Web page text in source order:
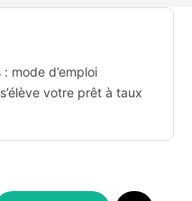
mode d’emploi
votre prêt à taux